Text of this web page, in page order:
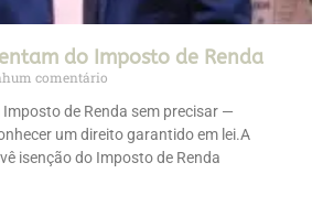
do Imposto de Renda
comentário
de Renda sem precisar —
um direito garantido em lei.A
isenção do Imposto de Renda